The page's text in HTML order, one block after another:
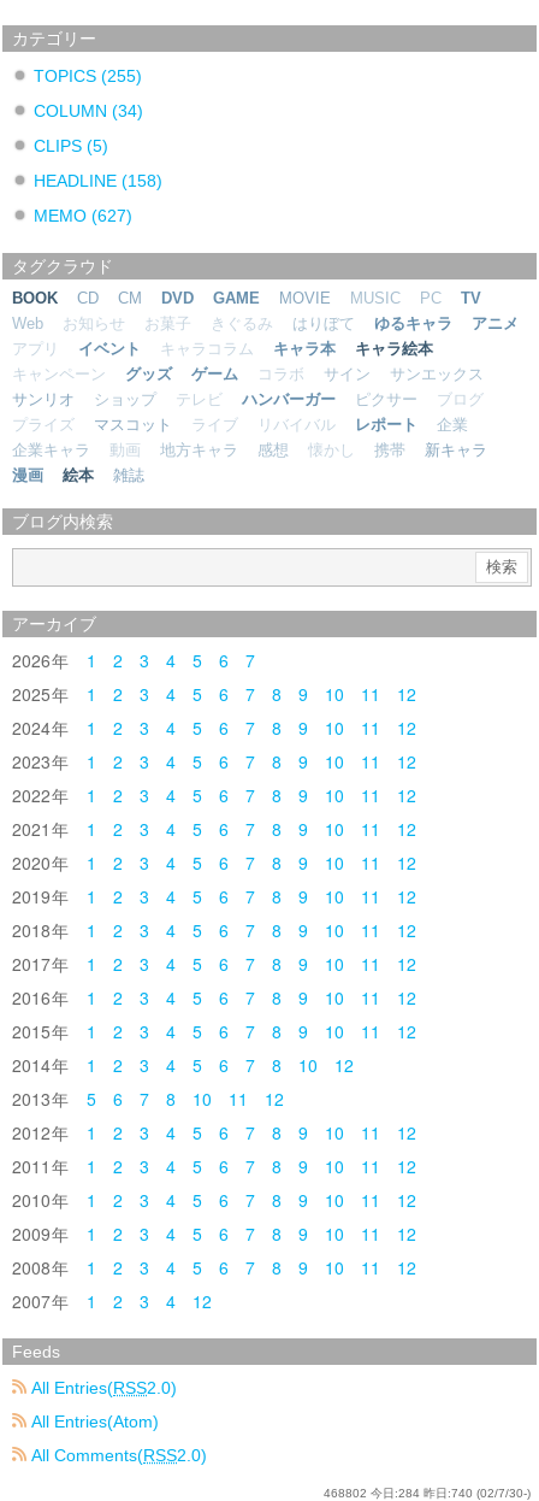
カテゴリー
TOPICS (255)
COLUMN (34)
CLIPS (5)
HEADLINE (158)
MEMO (627)
タグクラウド
BOOK CD CM DVD GAME MOVIE MUSIC PC
TV
Web
お知らせ お菓子 きぐるみ はりぼて ゆるキャラ
アニメ
アプリ
イベント キャラコラム キャラ本
キャラ絵本
キャンペーン
グッズ ゲーム コラボ サイン
サンエックス
サンリオ
ショップ テレビ ハンバーガー ピクサー
ブログ
プライズ
マスコット ライブ リバイバル レポート
企業
企業キャラ
動画 地方キャラ 感想 懐かし 携帯
新キャラ
漫画
絵本 雑誌
ブログ内検索
アーカイブ
2026 1 2 3 4 5 6
7
2025
1 2 3 4 5 6 7 8 9 10 11
12
2024
1 2 3 4 5 6 7 8 9 10 11
12
2023
1 2 3 4 5 6 7 8 9 10 11
12
2022
1 2 3 4 5 6 7 8 9 10 11
12
2021
1 2 3 4 5 6 7 8 9 10 11
12
2020
1 2 3 4 5 6 7 8 9 10 11
12
2019
1 2 3 4 5 6 7 8 9 10 11
12
2018
1 2 3 4 5 6 7 8 9 10 11
12
2017
1 2 3 4 5 6 7 8 9 10 11
12
2016
1 2 3 4 5 6 7 8 9 10 11
12
2015
1 2 3 4 5 6 7 8 9 10 11
12
2014
1 2 3 4 5 6 7 8 10
12
2013
5 6 7 8 10 11
12
2012
1 2 3 4 5 6 7 8 9 10 11
12
2011
1 2 3 4 5 6 7 8 9 10 11
12
2010
1 2 3 4 5 6 7 8 9 10 11
12
2009
1 2 3 4 5 6 7 8 9 10 11
12
2008
1 2 3 4 5 6 7 8 9 10 11
12
2007
1 2 3 4 12
Feeds
All Entries(RSS2.0)
All Entries(Atom)
All Comments(RSS2.0)
468802 今日:284 昨日:740 (02/7/30-)